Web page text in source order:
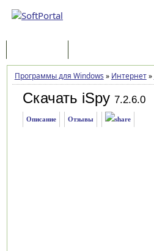
Программы для Windows » Интернет»
Скачать iSpy 7.2.6.0
Описание Отзывы